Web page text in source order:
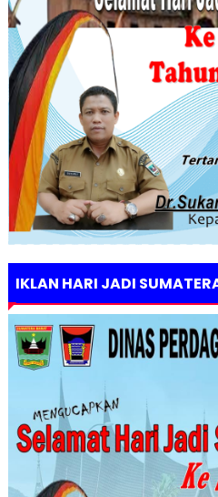
IKLAN HARI JADI